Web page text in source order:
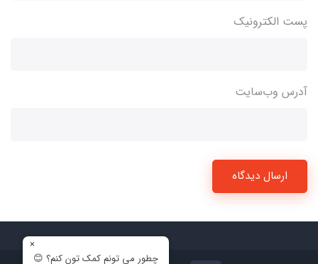
پست الکترونیک
آدرس وب‌سایت
ارسال دیدگاه
×
چطور می تونم کمک تون کنم؟ 😊